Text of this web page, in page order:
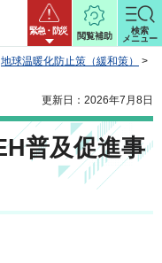
緊急・防災
閲覧補助
検索
メニュー
地球温暖化防止策（緩和策）
>
更新日：2026年7月8日
普及促進事